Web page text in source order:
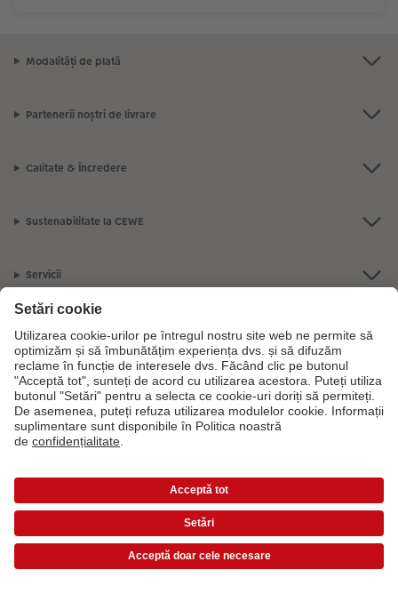
Modalități de plată
Partenerii noștri de livrare
Calitate & Încredere
Sustenabilitate la CEWE
Servicii
Compania
Gama de produse
CEWE Fotolumea
Prețurile sunt prețuri de consum recomandate și includ TVA. Prețurile nu includ taxa